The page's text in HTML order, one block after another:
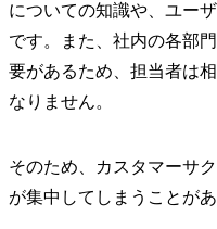
についての知識や、ユー
です。また、社内の各部
要があるため、担当者は
なりません。
そのため、カスタマーサ
が集中してしまうことがあ